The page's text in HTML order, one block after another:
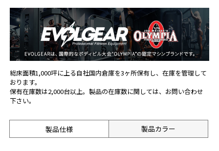
総床面積1,000坪に上る自社国内倉庫を3ヶ所保有し、在庫を管理して
おります。
保有在庫数は2,000台以上。製品の在庫数に関しては、お問い合わせ
下さい。
製品仕様 製品カラー